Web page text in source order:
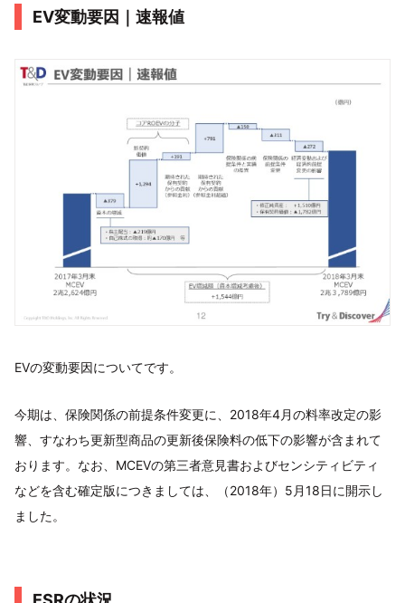
EV変動要因｜速報値
EVの変動要因についてです。
今期は、保険関係の前提条件変更に、2018年4月の料率改定の影
響、すなわち更新型商品の更新後保険料の低下の影響が含まれて
おります。なお、MCEVの第三者意見書およびセンシティビティ
などを含む確定版につきましては、（2018年）5月18日に開示し
ました。